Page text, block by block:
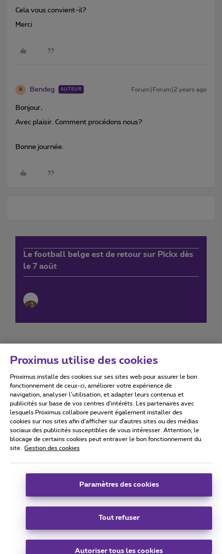
Cela vous convient-il?
Merci
B Bendeg AUTEUR Forum|Forum|2 years ago
Bonjour,
Avec plaisir. Comment procédons nous?
Bonne journée.
Le football belge est de retour sur Pickx dès
le 7 août
Conditions d'utilisation Accessibility statement
Tous droits réservés. © 2026
Conditions générales, info consommateur
Coordonnées de l’entreprise
Boulevard du Roi Albert II 27 - B-1030 Bruxelles.
Carrier & Wholesale Solutions
|Telindus
Proximus utilise des cookies
Proximus installe des cookies sur ses sites web pour assurer le bon
fonctionnement de ceux-ci, améliorer votre expérience de
navigation, analyser l’utilisation, et adapter leurs contenus et
publicités sur base de vos centres d’intérêts. Les partenaires avec
lesquels Proximus collabore peuvent également installer des
cookies sur nos sites afin d’afficher sur d'autres sites ou des médias
sociaux des publicités susceptibles de vous intéresser. Attention, le
blocage de certains cookies peut entraver le bon fonctionnement du
site.
Gestion des cookies
Paramètres des cookies
Tout refuser
Autoriser tous les cookies